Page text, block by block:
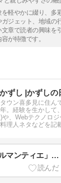
軽やかに綴り、多
ジェット、地域の
章で読者の興味を
が特徴です。
ウン喜多見に住ん
。経験を生かして
、Webテクノロジ
理人ネタなどを記
フレンチ「アッシ・パルマンティエ」をYouTubeの三國シェフ動画で完全コピー